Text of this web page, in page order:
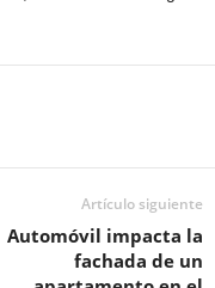
Artículo siguiente
Automóvil impacta la
fachada de un